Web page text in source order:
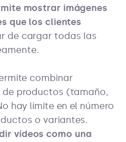
mostrar imágenes
que los clientes
de cargar todas las
combinar
de productos (tamaño,
hay límite en el número
o variantes.
vídeos como una